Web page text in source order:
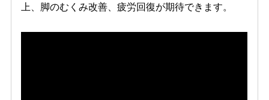
上、脚のむくみ改善、疲労回復が期待できます。